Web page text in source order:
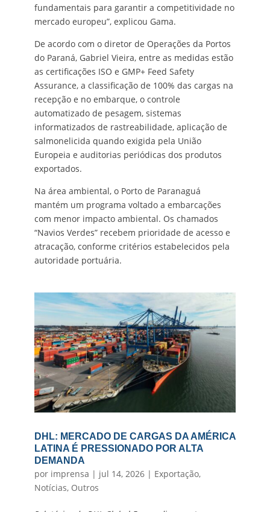
fundamentais para garantir a competitividade no
mercado europeu”, explicou Gama.
De acordo com o diretor de Operações da Portos
do Paraná, Gabriel Vieira, entre as medidas estão
as certificações ISO e GMP+ Feed Safety
Assurance, a classificação de 100% das cargas na
recepção e no embarque, o controle
automatizado de pesagem, sistemas
informatizados de rastreabilidade, aplicação de
salmonelicida quando exigida pela União
Europeia e auditorias periódicas dos produtos
exportados.
Na área ambiental, o Porto de Paranaguá
mantém um programa voltado a embarcações
com menor impacto ambiental. Os chamados
“Navios Verdes” recebem prioridade de acesso e
atracação, conforme critérios estabelecidos pela
autoridade portuária.
DHL: MERCADO DE CARGAS DA AMÉRICA
LATINA É PRESSIONADO POR ALTA
DEMANDA
por imprensa | jul 14, 2026| Exportação,
Notícias, Outros